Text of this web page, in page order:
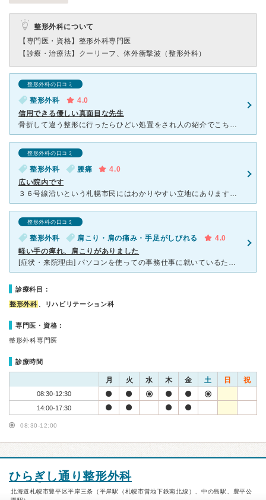
整形外科について
【専門医・資格】 整形外科専門医
【診療・治療法】 クーリーフ、体外衝撃波（整形外科）
整形外科の口コミ
整形外科
4.0
信用できる優しい真面目な先生
骨折して違う整形に行ったらひどい処置をされ人の紹介でこちらに通っていました。 先生は真面目で優しい感じの先生でリハビリの先生やレントゲンの技師さんも真面目なきちんとした方でした。受付もしっかりした感
整形外科の口コミ
整形外科 腰痛
4.0
広い院内です
３６号線沿いという札幌市民にはわかりやすい立地にあります。 駐車場は雨雪もしのげる屋根付き。 私は母の腰痛のために通院介助で行きました。 クリニック入口までにはエレベーターもあったので、
整形外科の口コミ
整形外科 肩こり・肩の痛み・手足がしびれる
4.0
軽い手の痺れ、肩こりがありました
[症状・来院理由] パソコンを使っての事務仕事に就いているため肩こりがあるのですが、 右手に軽い痺れを感じたので念のため受診しました。 職場からの帰宅途中の幹線道路にあり、おしゃれな外観なので覚
診療科目：
整形外科 、リハビリテーション科
専門医・資格：
整形外科専門医
診療時間
月 火 水 木 金 土 日 祝
08:30-12:30
14:00-17:30
08:30-12:00
ひらぎし通り整形外科
北海道札幌市豊平区平岸三条（平岸駅（札幌市営地下鉄南北線）、中の島駅、豊平公